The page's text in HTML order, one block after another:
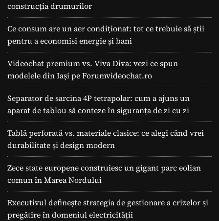
construcția drumurilor
Ce consum are un aer condiționat: tot ce trebuie să știi
pentru a economisi energie și bani
Videochat premium vs. Viva Diva: vezi ce spun
modelele din Iași pe Forumvideochat.ro
Separator de sarcina 4P tetrapolar: cum a ajuns un
aparat de tablou să conteze în siguranța de zi cu zi
Tablă perforată vs. materiale clasice: ce alegi când vrei
durabilitate și design modern
Zece state europene construiesc un gigant parc eolian
comun în Marea Nordului
Executivul definește strategia de gestionare a crizelor și
pregătire în domeniul electricității